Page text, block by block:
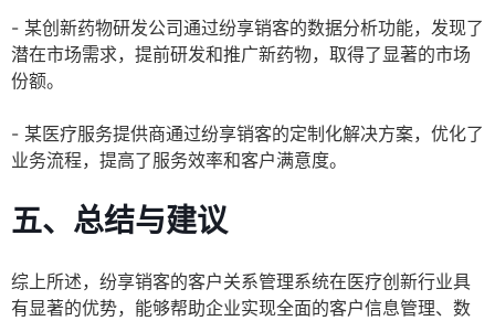
- 某创新药物研发公司通过纷享销客的数据分析功能，发现了
潜在市场需求，提前研发和推广新药物，取得了显著的市场
份额。
- 某医疗服务提供商通过纷享销客的定制化解决方案，优化了
业务流程，提高了服务效率和客户满意度。
五、总结与建议
综上所述，纷享销客的客户关系管理系统在医疗创新行业具
有显著的优势，能够帮助企业实现全面的客户信息管理、数